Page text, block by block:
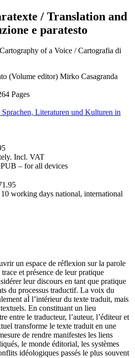
/ Translation and
e paratesto
of a Voice / Cartografia di
(Volume editor) Mirko Casagranda
Pages
Literaturen und Kulturen in
Incl. VAT
– for all devices
working days national, international
un espace de réflexion sur la parole
et présence de leur pratique
leur discours en tant que pratique
du processus traductif. La voix du
aÌ l’intérieur du texte traduit, mais
En constituant un lieu
entre le traducteur, l’auteur, l’éditeur et
transforme le texte traduit en une
de rendre manifestes les liens
le monde éditorial, les systèmes
idéologiques passés le plus souvent